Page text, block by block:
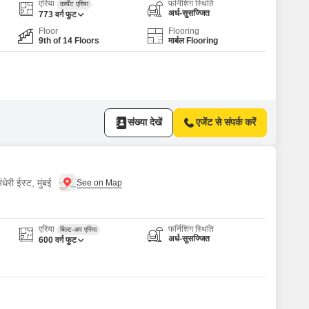
एरिया कार्पेट एरिया
773 वर्ग फुट
फर्निशिंग स्थिति
अर्ध-सुसज्जित
Floor
9th of 14 Floors
Flooring
मार्बल Flooring
संख्या देखें एजेंट से संपर्क करें
ईस्ट, मुंबई
एरिया बिल्ट-अप एरिया
600 वर्ग फुट
फर्निशिंग स्थिति
अर्ध-सुसज्जित